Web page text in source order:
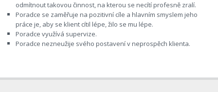
odmítnout takovou činnost, na kterou se necítí profesně zralí.
Poradce se zaměřuje na pozitivní cíle a hlavním smyslem jeho
práce je, aby se klient cítil lépe, žilo se mu lépe.
Poradce využívá supervize.
Poradce nezneužije svého postavení v neprospěch klienta.